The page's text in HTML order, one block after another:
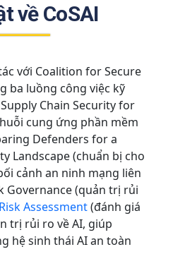
về CoSAI
với Coalition for Secure
ba luồng công việc kỹ
Chain Security for
cung ứng phần mềm
Defenders for a
Landscape (chuẩn bị cho
cảnh an ninh mạng liên
Governance (quản trị rủi
Assessment(đánh giá
trị rủi ro về AI, giúp
hệ sinh thái AI an toàn